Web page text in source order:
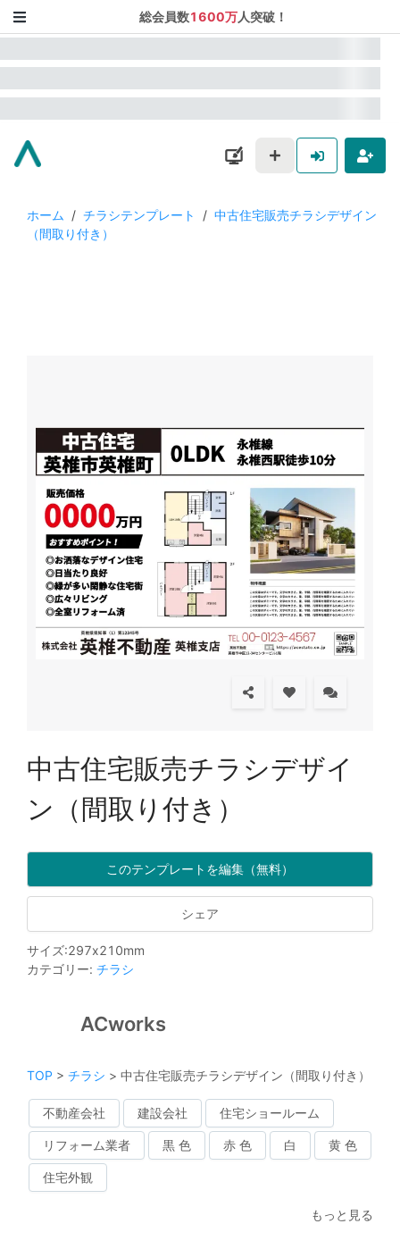
総会員数1600万人突破！
ホーム / チラシテンプレート / 中古住宅販売チラシデザイン
（間取り付き）
中古住宅販売チラシデザイ
ン（間取り付き）
このテンプレートを編集（無料）
シェア
サイズ:297x210mm
カテゴリー: チラシ
ACworks
TOP > チラシ > 中古住宅販売チラシデザイン（間取り付き）
不動産会社 建設会社 住宅ショールーム
リフォーム業者 黒 色 赤 色 白 黄 色
住宅外観
もっと見る